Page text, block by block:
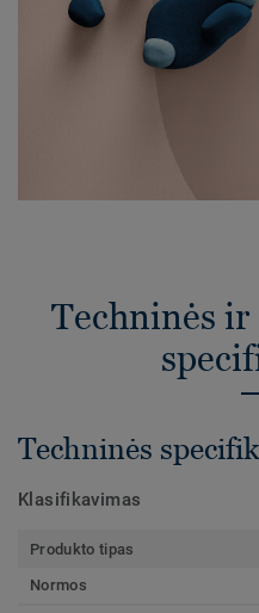
Techninės ir
Techninės
Klasifikavimas
Produkto tipas
Normos